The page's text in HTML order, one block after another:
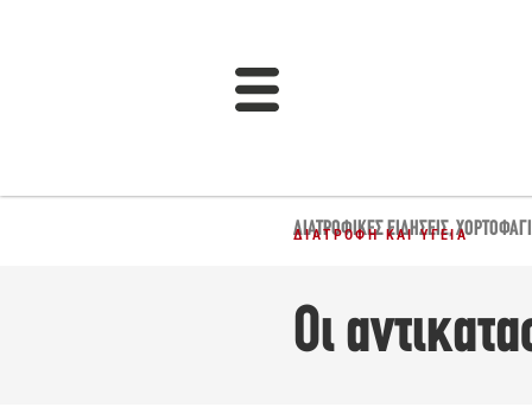
ΔΙΑΤΡΟΦΙΚΈΣ ΕΙΔΉΣΕΙΣ,
ΔΙΑΤΡΟΦΉ ΚΑΙ ΥΓΕΊΑ
Οι